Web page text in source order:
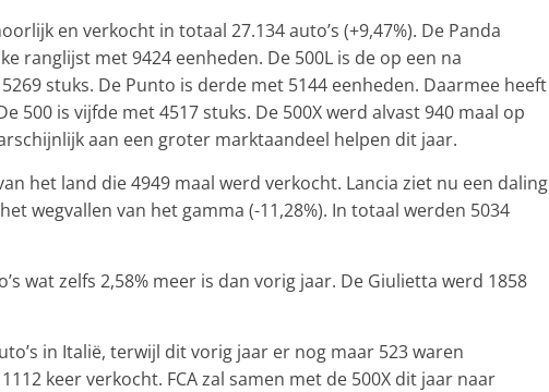
en verkocht in totaal 27.134 auto’s (+9,47%). De Panda
ranglijst met 9424 eenheden. De 500L is de op een na
stuks. De Punto is derde met 5144 eenheden. Daarmee heeft
500 is vijfde met 4517 stuks. De 500X werd alvast 940 maal op
aan een groter marktaandeel helpen dit jaar.
het land die 4949 maal werd verkocht. Lancia ziet nu een daling
wegvallen van het gamma (-11,28%). In totaal werden 5034
wat zelfs 2,58% meer is dan vorig jaar. De Giulietta werd 1858
in Italië, terwijl dit vorig jaar er nog maar 523 waren
keer verkocht. FCA zal samen met de 500X dit jaar naar